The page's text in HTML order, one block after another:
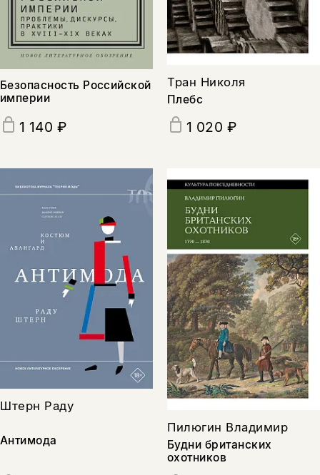
Безопасность Российской
империи
1 140 ₽
Тран Николя
Плебс
1 020 ₽
Штерн Раду
Антимода
Пилюгин Владимир
Будни британских
охотников
подписаться
подписаться
нет, вернуться назад